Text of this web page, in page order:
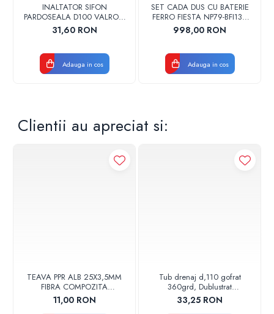
INALTATOR SIFON
PARDOSEALA D100 VALROM
17001900004
31,60 RON
Adauga in cos
SET CADA DUS CU BATERIE
FERRO FIESTA NP79-BFI13U
CROM
998,00 RON
Adauga in cos
Clientii au apreciat si:
TEAVA PPR ALB 25X3,5MM
FIBRA COMPOZITA
10033025004
VALDUOTHERM VALROM
11,00 RON
Tub drenaj d,110 gofrat
360grd, Dublustrat
verde/negru 110152 Drainkit
33,25 RON